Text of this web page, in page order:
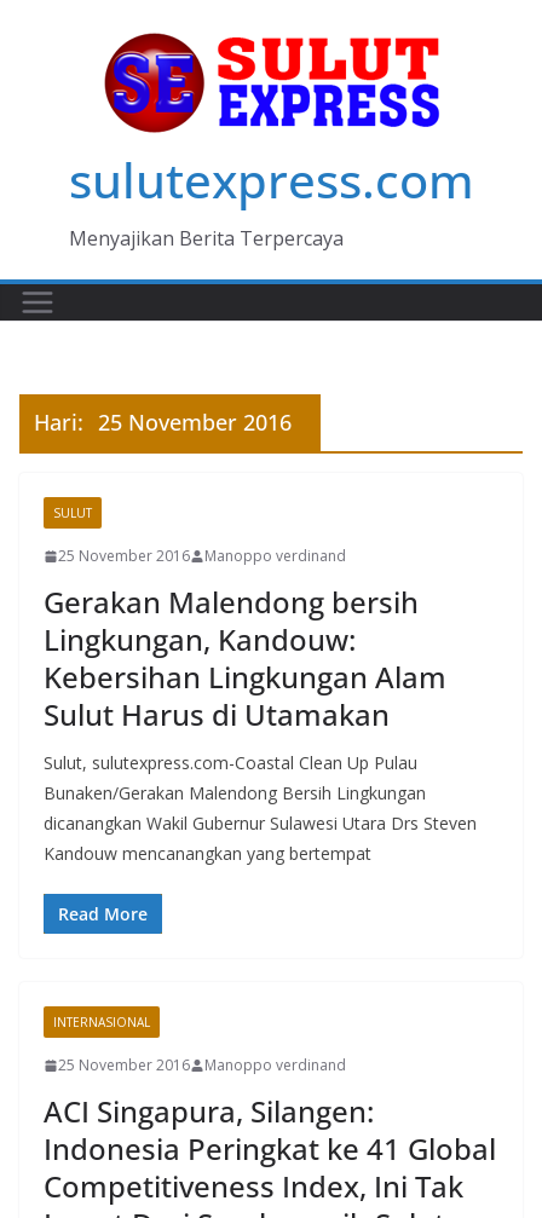
sulutexpress.com
Menyajikan Berita Terpercaya
Hari: 25 November 2016
SULUT
25 November 2016 Manoppo verdinand
Gerakan Malendong bersih
Lingkungan, Kandouw:
Kebersihan Lingkungan Alam
Sulut Harus di Utamakan
Sulut, sulutexpress.com-Coastal Clean Up Pulau
Bunaken/Gerakan Malendong Bersih Lingkungan
dicanangkan Wakil Gubernur Sulawesi Utara Drs Steven
Kandouw mencanangkan yang bertempat
Read More
INTERNASIONAL
25 November 2016 Manoppo verdinand
ACI Singapura, Silangen:
Indonesia Peringkat ke 41 Global
Competitiveness Index, Ini Tak